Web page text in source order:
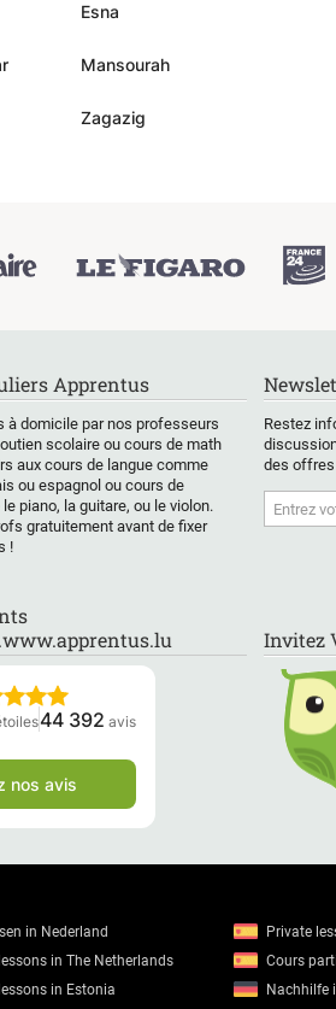
Esna
Mansourah
Zagazig
Apprentus
à domicile par nos professeurs
scolaire ou cours de math
aux cours de langue comme
ou espagnol ou cours de
piano, la guitare, ou le violon.
gratuitement avant de fixer
!
Restez
des
44 392 avis
nos avis
Invitez
in Nederland
in The Netherlands
in Estonia
Private
Cours
Nachhilfe